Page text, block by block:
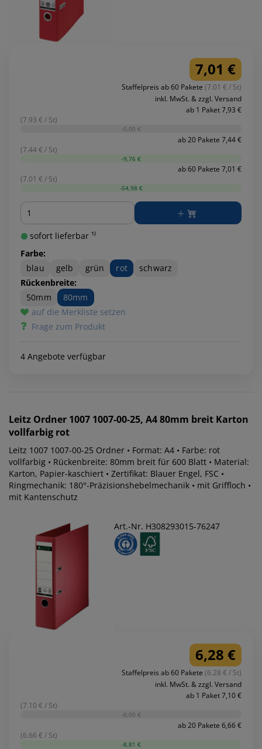
7,01 €
Staffelpreis ab 60 Pakete (7.01 € / St)
inkl. MwSt. & zzgl. Versand
ab 1 Paket 7,93 €
(7.93 € / St)
-0,00 €
ab 20 Pakete 7,44 €
(7.44 € / St)
-9,76 €
ab 60 Pakete 7,01 €
(7.01 € / St)
-54,98 €
Menge
sofort lieferbar ¹⁾
Farbe:
blau
gelb grün rot
schwarz
Rückenbreite:
50mm
80mm
auf die Merkliste setzen
Frage zum Produkt
4 Angebote verfügbar
Leitz Ordner 1007 1007-00-25, A4 80mm breit Karton
vollfarbig rot
Leitz 1007 1007-00-25 Ordner • Format: A4 • Farbe: rot
vollfarbig • Rückenbreite: 80mm breit für 600 Blatt • Material:
Karton, Papier-kaschiert • Zertifikat: Blauer Engel, FSC •
Ringmechanik: 180°-Präzisionshebelmechanik • mit Griffloch •
mit Kantenschutz
Art.-Nr. H308293015-76247
6,28 €
Staffelpreis ab 60 Pakete (6.28 € / St)
inkl. MwSt. & zzgl. Versand
ab 1 Paket 7,10 €
(7.10 € / St)
-0,00 €
ab 20 Pakete 6,66 €
(6.66 € / St)
-8,81 €